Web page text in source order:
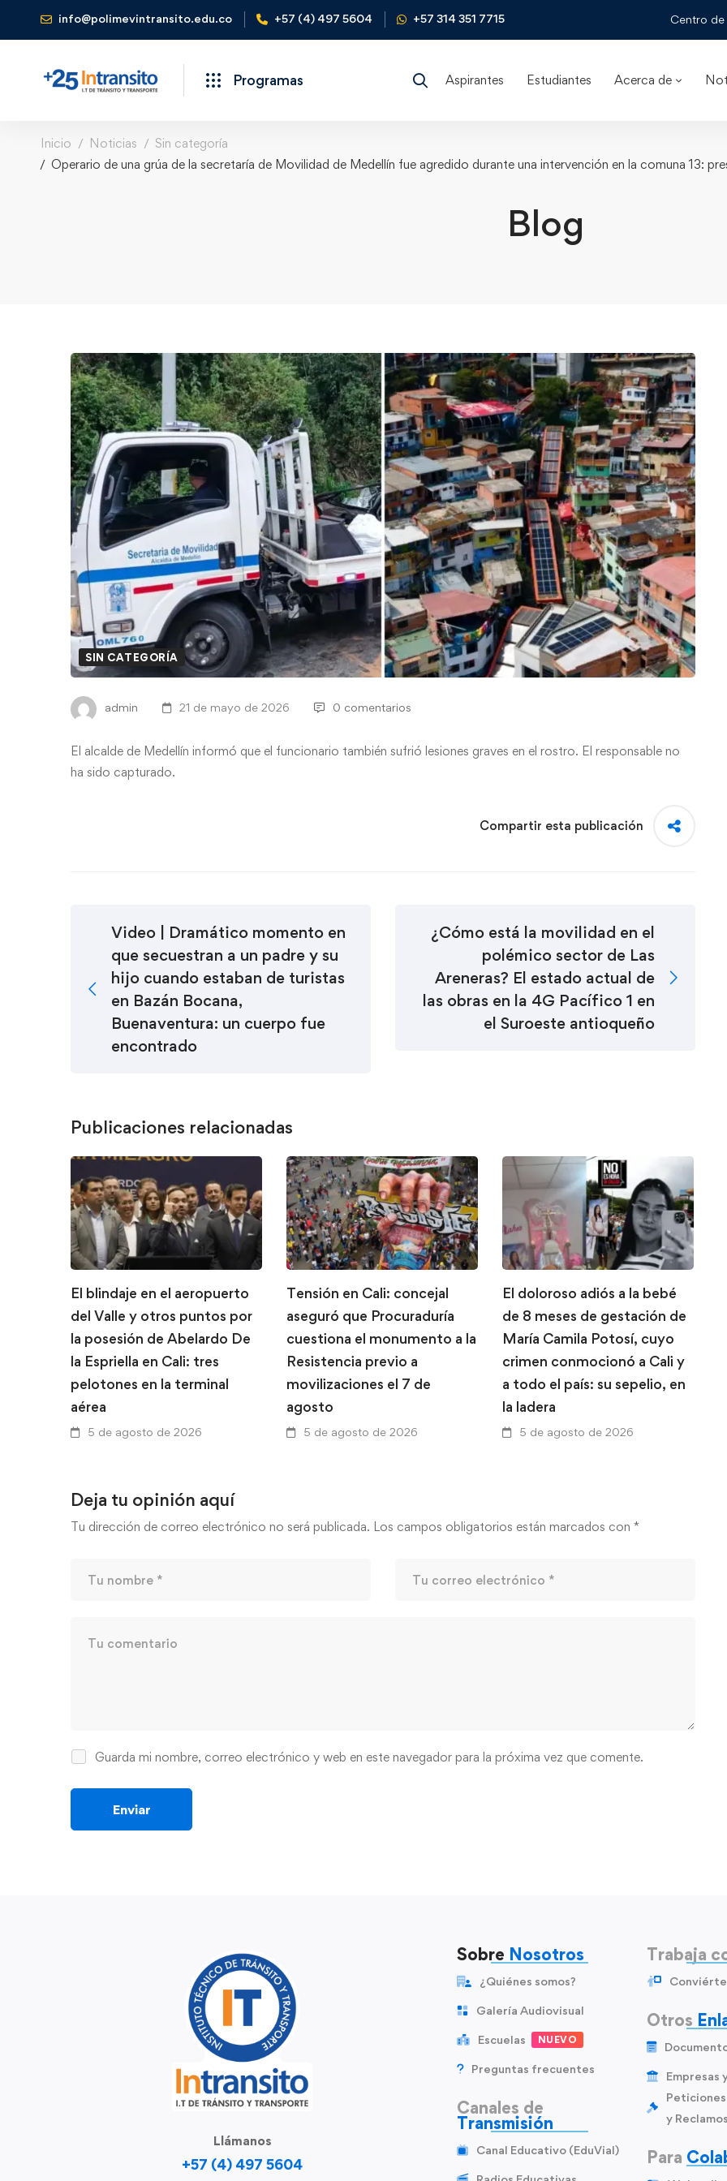
info@polimevintransito.edu.co +57 (4) 497 5604 +57 314 351 7715 Centro
Programas Aspirantes Estudiantes Acerca de
Inicio Noticias
Sin categoría
Operario de una grúa de la secretaría de Movilidad de Medellín fue agredido durante una intervención en la comuna 13:
Blog
SIN CATEGORÍA
admin 21 de mayo de 2026 0 comentarios
El alcalde de Medellín informó que el funcionario también sufrió lesiones graves en el rostro. El responsable no
ha sido capturado.
Compartir esta publicación
Video | Dramático momento en
que secuestran a un padre y su
hijo cuando estaban de turistas
en Bazán Bocana,
Buenaventura: un cuerpo fue
encontrado
¿Cómo está la movilidad en el
polémico sector de Las
Areneras? El estado actual de
las obras en la 4G Pacífico 1 en
el Suroeste antioqueño
Publicaciones relacionadas
El blindaje en el aeropuerto
del Valle y otros puntos por
la posesión de Abelardo De
la Espriella en Cali: tres
pelotones en la terminal
aérea
5 de agosto de 2026
Tensión en Cali: concejal
aseguró que Procuraduría
cuestiona el monumento a la
Resistencia previo a
movilizaciones el 7 de
agosto
5 de agosto de 2026
El doloroso adiós a la bebé
de 8 meses de gestación de
María Camila Potosí, cuyo
crimen conmocionó a Cali y
a todo el país: su sepelio, en
la ladera
5 de agosto de 2026
Deja tu opinión aquí
Tu dirección de correo electrónico no será publicada. Los campos obligatorios están marcados con *
Guarda mi nombre, correo electrónico y web en este navegador para la próxima vez que comente.
Llámanos
+57 (4) 497 5604
Sobre Nosotros
¿Quiénes somos?
Galería Audiovisual
Escuelas NUEVO
Preguntas frecuentes
Canales de
Transmisión
Canal Educativo (EduVial)
Trabaja
Otros
Empresas
y Reclamos
Para